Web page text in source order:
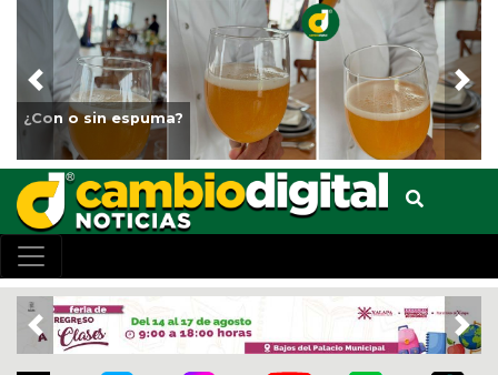
¿Con o sin espuma?
Previous
Previous